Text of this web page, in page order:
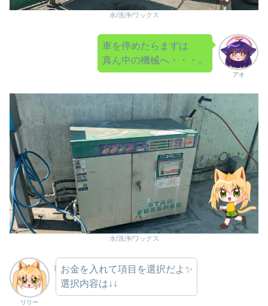
水/洗浄/ワックス
アオ
車を停めたらまずは
真ん中の機械へ・・・。
水/洗浄/ワックス
リリー
お金を入れて項目を選択だよ✨
選択内容は↓↓